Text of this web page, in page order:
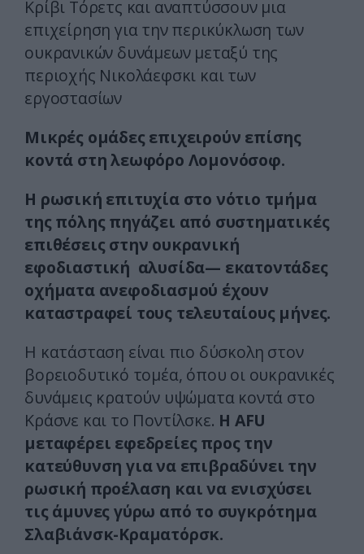
Κρίβι Τόρετς και αναπτύσσουν μια
επιχείρηση για την περικύκλωση των
ουκρανικών δυνάμεων μεταξύ της
περιοχής Νικολάεφσκι και των
εργοστασίων
Μικρές ομάδες επιχειρούν επίσης
κοντά στη λεωφόρο Λομονόσοφ.
Η ρωσική επιτυχία στο νότιο τμήμα
της πόλης πηγάζει από συστηματικές
επιθέσεις στην ουκρανική
εφοδιαστική αλυσίδα— εκατοντάδες
οχήματα ανεφοδιασμού έχουν
καταστραφεί τους τελευταίους μήνες.
Η κατάσταση είναι πιο δύσκολη στον
βορειοδυτικό τομέα, όπου οι ουκρανικές
δυνάμεις κρατούν υψώματα κοντά στο
Κράσνε και το Ποντίλσκε. Η AFU
μεταφέρει εφεδρείες προς την
κατεύθυνση για να επιβραδύνει την
ρωσική προέλαση και να ενισχύσει
τις άμυνες γύρω από το συγκρότημα
Σλαβιάνσκ-Κραματόρσκ.